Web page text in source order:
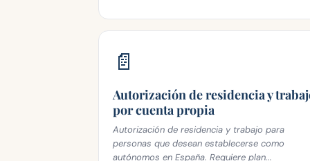
📄
Autorización de residencia y
por cuenta propia
Autorización de residencia y trabajo para
personas que desean establecerse como
autónomos en España. Requiere plan...